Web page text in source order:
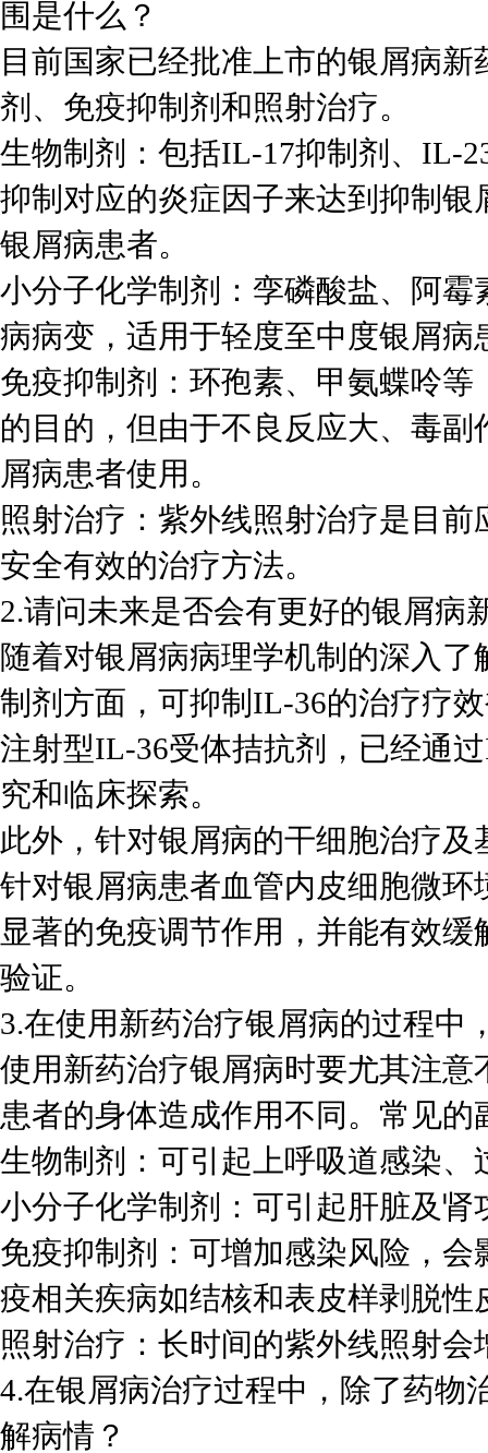
围是什么？
目前国家已经批准上市的银屑病
剂、免疫抑制剂和照射治疗。
生物制剂：包括IL-17抑制剂、IL-
抑制对应的炎症因子来达到抑制
银屑病患者。
小分子化学制剂：孪磷酸盐、阿
病病变，适用于轻度至中度银屑病
免疫抑制剂：环孢素、甲氨蝶呤
的目的，但由于不良反应大、毒
屑病患者使用。
照射治疗：紫外线照射治疗是目
安全有效的治疗方法。
2.请问未来是否会有更好的银屑病
随着对银屑病病理学机制的深入
制剂方面，可抑制IL-36的治疗疗
注射型IL-36受体拮抗剂，已经通
究和临床探索。
此外，针对银屑病的干细胞治疗
针对银屑病患者血管内皮细胞微
显著的免疫调节作用，并能有效
验证。
3.在使用新药治疗银屑病的过程中
使用新药治疗银屑病时要尤其注
患者的身体造成作用不同。常见的
生物制剂：可引起上呼吸道感染
小分子化学制剂：可引起肝脏及
免疫抑制剂：可增加感染风险，
疫相关疾病如结核和表皮样剥脱性
照射治疗：长时间的紫外线照射会
4.在银屑病治疗过程中，除了药物
解病情？